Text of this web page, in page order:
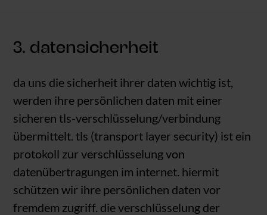
3. datensicherheit
da uns die sicherheit ihrer daten wichtig ist,
werden ihre persönlichen daten mit einer
sicheren tls-verschlüsselung/verbindung
übermittelt. tls (transport layer security) ist ein
protokoll zur verschlüsselung von
datenübertragungen im internet. hiermit
schützen wir ihre persönlichen daten vor
fremdem zugriff. die verschlüsselung der